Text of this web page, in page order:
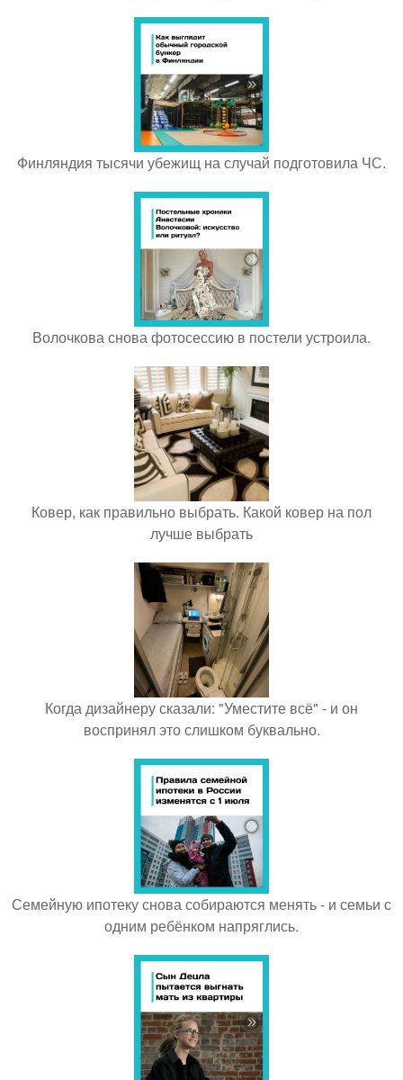
Финляндия тысячи убежищ на случай подготовила ЧС.
Волочкова снова фотосессию в постели устроила.
Ковер, как правильно выбрать. Какой ковер на пол
лучше выбрать
Когда дизайнеру сказали: "Уместите всё" - и он
воспринял это слишком буквально.
Семейную ипотеку снова собираются менять - и семьи с
одним ребёнком напряглись.